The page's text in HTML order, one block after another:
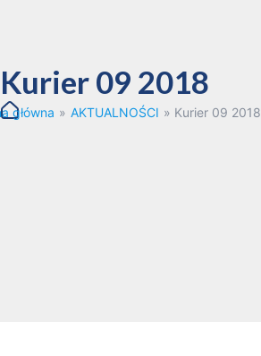
Kurier 09 2018
główna » AKTUALNOŚCI » Kurier 09 2018